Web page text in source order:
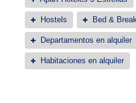
Hostels Bed &
Departamentos en alquiler
Habitaciones en alquiler